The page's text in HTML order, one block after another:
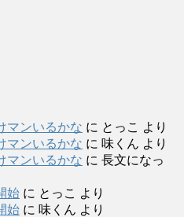
マンいるかな に とっこ より
マンいるかな に 味くん より
マンいるかな に 長文になっ
始 に とっこ より
始 に 味くん より